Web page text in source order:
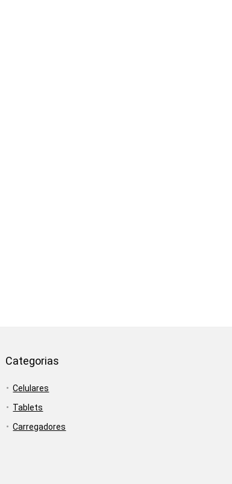
Categorias
Celulares
Tablets
Carregadores